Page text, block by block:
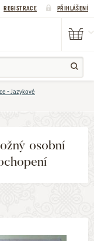
REGISTRACE PŘIHLÁŠENÍ
- Jazykové
osobní